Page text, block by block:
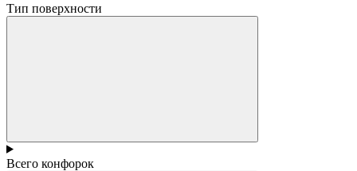
Тип поверхности
Всего конфорок